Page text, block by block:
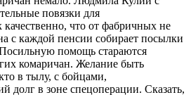
повязки для
что от фабричных не
с каждой пенсии собирает посылки
помощь стараются
комаричан. Желание быть
в тылу, с бойцами,
в зоне спецоперации. Сказать,